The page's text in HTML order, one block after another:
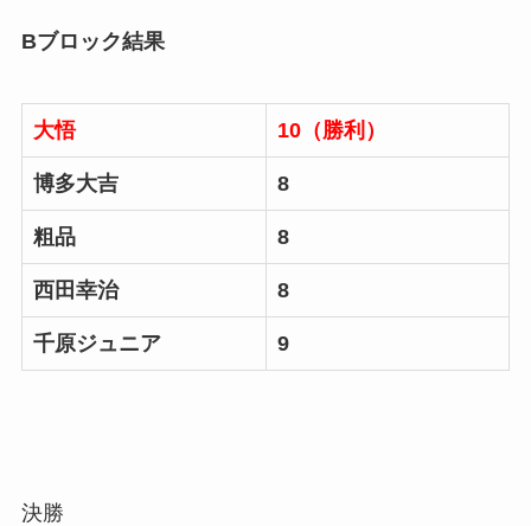
Bブロック結果
大悟 10（勝利）
博多大吉 8
粗品 8
西田幸治 8
千原ジュニア 9
決勝